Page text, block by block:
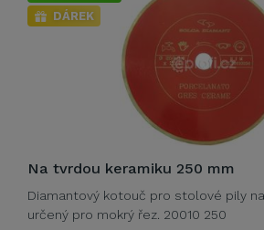
DÁREK
Na tvrdou keramiku 250 mm
Diamantový kotouč pro stolové pily
určený pro mokrý řez. 20010 250